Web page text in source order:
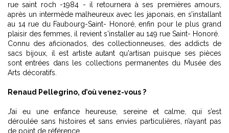
rue saint roch -1984 - il retournera à ses premières amours,
après un intermède malheureux avec les japonais, en s’installant
au 14 rue du Faubourg-Saint- Honoré, enfin pour le plus grand
plaisir des femmes, il revient s'installer au 149 rue Saint- Honoré.
Connu des aficionados, des collectionneuses, des addicts de
sacs bijoux, il est artiste autant qu'artisan puisque ses pièces
sont entrées dans les collections permanentes du Musée des
Arts décoratifs.
Renaud Pellegrino, d’où venez-vous ?
J’ai eu une enfance heureuse, sereine et calme, qui s’est
déroulée sans histoires et sans envies particulières, n’ayant pas
de point de référence.